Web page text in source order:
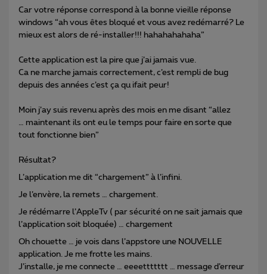
Car votre réponse correspond à la bonne vieille réponse
windows “ah vous êtes bloqué et vous avez redémarré? Le
mieux est alors de ré-installer!!! hahahahahaha”
Cette application est la pire que j’ai jamais vue.
Ca ne marche jamais correctement, c’est rempli de bug
depuis des années c’est ça qu ifait peur!
Moin j’ay suis revenu après des mois en me disant “allez
… maintenant ils ont eu le temps pour faire en sorte que
tout fonctionne bien”
Résultat?
L’application me dit “chargement” à l’infini.
Je l’envère, la remets … chargement.
Je rédémarre l’AppleTv ( par sécurité on ne sait jamais que
l’application soit bloquée) … chargement
Oh chouette … je vois dans l’appstore une NOUVELLE
application. Je me frotte les mains.
J’installe, je me connecte … eeeettttttt … message d’erreur